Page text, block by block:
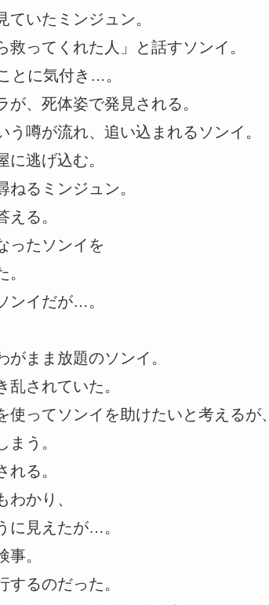
いたミンジュン。
ってくれた人」と話すソンイ。
とに気付き…。
、死体姿で発見される。
噂が流れ、追い込まれるソンイ。
逃げ込む。
ねるミンジュン。
える。
ったソンイを
ンイだが…。
まま放題のソンイ。
されていた。
ってソンイを助けたいと考えるが、
う。
る。
かり、
に見えたが…。
。
るのだった。